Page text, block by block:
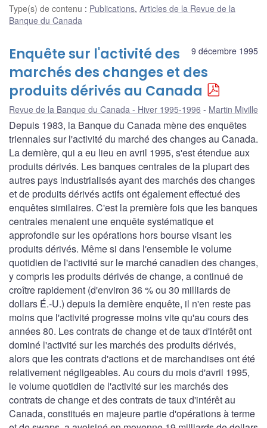
Type(s) de contenu : Publications, Articles de la Revue de la
Banque du Canada
9 décembre 1995
Enquête sur l'activité des
marchés des changes et des
produits dérivés au Canada
Revue de la Banque du Canada - Hiver 1995-1996 Martin Miville
Depuis 1983, la Banque du Canada mène des enquêtes
triennales sur l'activité du marché des changes au Canada.
La dernière, qui a eu lieu en avril 1995, s'est étendue aux
produits dérivés. Les banques centrales de la plupart des
autres pays industrialisés ayant des marchés des changes
et de produits dérivés actifs ont également effectué des
enquêtes similaires. C'est la première fois que les banques
centrales menaient une enquête systématique et
approfondie sur les opérations hors bourse visant les
produits dérivés. Même si dans l'ensemble le volume
quotidien de l'activité sur le marché canadien des changes,
y compris les produits dérivés de change, a continué de
croître rapidement (d'environ 36 % ou 30 milliards de
dollars É.-U.) depuis la dernière enquête, il n'en reste pas
moins que l'activité progresse moins vite qu'au cours des
années 80. Les contrats de change et de taux d'intérêt ont
dominé l'activité sur les marchés des produits dérivés,
alors que les contrats d'actions et de marchandises ont été
relativement négligeables. Au cours du mois d'avril 1995,
le volume quotidien de l'activité sur les marchés des
contrats de change et des contrats de taux d'intérêt au
Canada, constitués en majeure partie d'opérations à terme